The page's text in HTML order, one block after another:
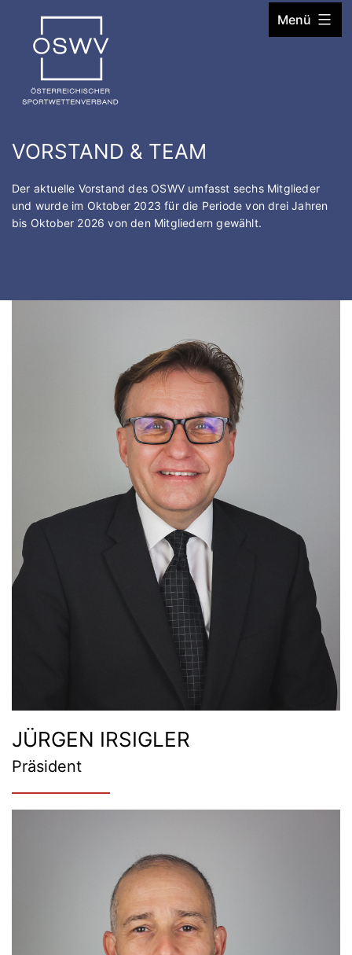
springen
Menü
VORSTAND & TEAM
Der aktuelle Vorstand des OSWV umfasst sechs Mitglieder
und wurde im Oktober 2023 für die Periode von drei Jahren
bis Oktober 2026 von den Mitgliedern gewählt.
JÜRGEN IRSIGLER
Präsident